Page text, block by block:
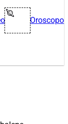
Oroscopo